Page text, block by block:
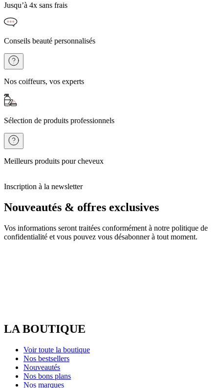
Jusqu’à 4x sans frais
Conseils beauté personnalisés
Nos coiffeurs, vos experts
Sélection de produits professionnels
Meilleurs produits pour cheveux
Inscription à la newsletter
Nouveautés & offres exclusives
Vos informations seront traitées conformément à notre politique de
confidentialité et vous pouvez vous désabonner à tout moment.
LA BOUTIQUE
Voir toute la boutique
Nos bestsellers
Nouveautés
Nos bons plans
Nos marques